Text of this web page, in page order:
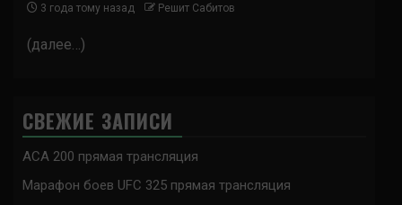
3 года тому назад Решит Сабитов
(далее…)
СВЕЖИЕ ЗАПИСИ
ACA 200 прямая трансляция
Марафон боев UFC 325 прямая трансляция